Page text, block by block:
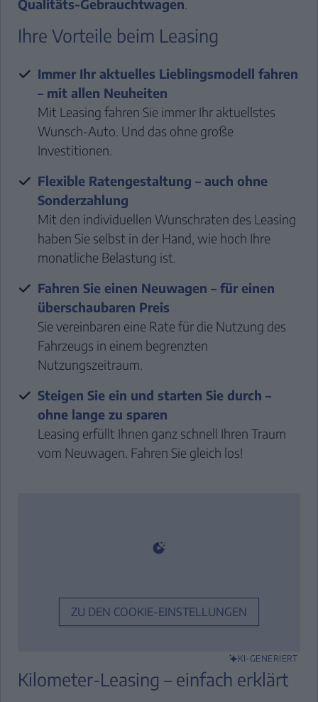
Qualitäts-Gebrauchtwagen
Ihre Vorteile beim Leasing
Immer Ihr aktuelles Lieblingsmodell fahren
– mit allen Neuheiten
Mit Leasing fahren Sie immer Ihr aktuellstes
Wunsch-Auto. Und das ohne große
Investitionen.
Flexible Ratengestaltung – auch ohne
Sonderzahlung
Mit den individuellen Wunschraten des Leasing
haben Sie selbst in der Hand, wie hoch Ihre
monatliche Belastung ist.
Fahren Sie einen Neuwagen – für einen
überschaubaren Preis
Sie vereinbaren eine Rate für die Nutzung des
Fahrzeugs in einem begrenzten
Nutzungszeitraum.
Steigen Sie ein und starten Sie durch –
ohne lange zu sparen
Leasing erfüllt Ihnen ganz schnell Ihren Traum
vom Neuwagen. Fahren Sie gleich los!
ZU DEN COOKIE-EINSTELLUNGEN
KI-GENERIERT
Kilometer-Leasing – einfach erklärt